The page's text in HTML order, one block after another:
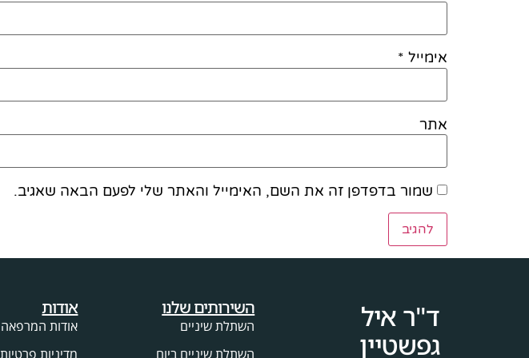
אימייל *
אתר
שמור בדפדפן זה את השם, האימייל והאתר שלי לפעם הבאה שאגיב.
ד"ר איל
גפשטיין
השירותים שלנו
השתלת שיניים
השתלת שיניים ביום
אודות
אודות המרפאה
מדיניות פרטיות